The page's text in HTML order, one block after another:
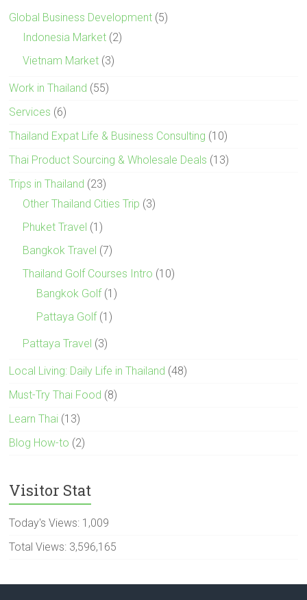
Global Business Development (5)
Indonesia Market (2)
Vietnam Market (3)
Work in Thailand (55)
Services (6)
Thailand Expat Life & Business Consulting (10)
Thai Product Sourcing & Wholesale Deals (13)
Trips in Thailand (23)
Other Thailand Cities Trip (3)
Phuket Travel (1)
Bangkok Travel (7)
Thailand Golf Courses Intro (10)
Bangkok Golf(1)
Pattaya Golf(1)
Pattaya Travel (3)
Local Living: Daily Life in Thailand (48)
Must-Try Thai Food (8)
Learn Thai (13)
Blog How-to (2)
Visitor Stat
Today's Views: 1,009
Total Views: 3,596,165